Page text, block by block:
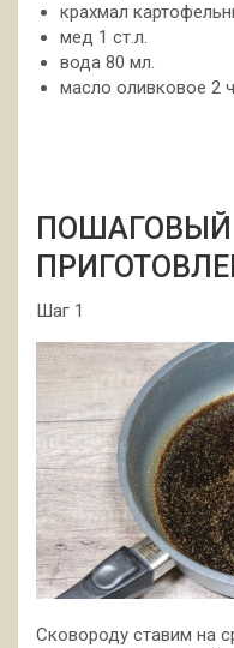
крахмал
мед 1 ст.л.
вода 80 мл.
масло оливковое 2
ПОШАГОВЫЙ
Шаг 1
Сковороду ставим на